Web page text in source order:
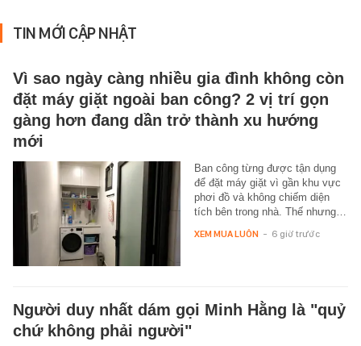
TIN MỚI CẬP NHẬT
Vì sao ngày càng nhiều gia đình không còn
đặt máy giặt ngoài ban công? 2 vị trí gọn
gàng hơn đang dần trở thành xu hướng
mới
Ban công từng được tận dụng
để đặt máy giặt vì gần khu vực
phơi đồ và không chiếm diện
tích bên trong nhà. Thế nhưng…
XEM MUA LUÔN - 6 giờ trước
Người duy nhất dám gọi Minh Hằng là "quỷ
chứ không phải người"